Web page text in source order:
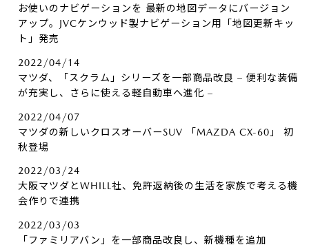
お使いのナビゲーションを 最新の地図データにバージョン
アップ。JVCケンウッド製ナビゲーション用「地図更新キッ
ト」発売
2022/04/14
マツダ、「スクラム」シリーズを一部商品改良 – 便利な装備
が充実し、さらに使える軽自動車へ進化 –
2022/04/07
マツダの新しいクロスオーバーSUV 「MAZDA CX-60」 初
秋登場
2022/03/24
大阪マツダとWHILL社、免許返納後の生活を家族で考える機
会作りで連携
2022/03/03
「ファミリアバン」を一部商品改良し、新機種を追加